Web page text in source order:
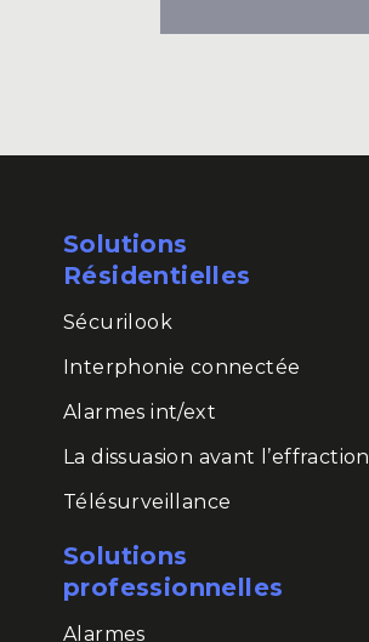
Solutions
Résidentielles
Sécurilook
Interphonie connectée
Alarmes int/ext
La dissuasion avant l’effraction
Télésurveillance
Solutions
professionnelles
Alarmes